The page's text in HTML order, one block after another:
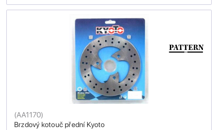
Brzdový kotouč přední Kyoto
(AA1170)